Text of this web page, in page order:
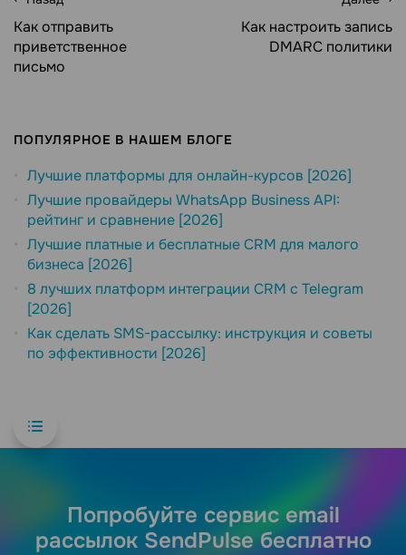
Как отправить
приветственное
письмо
Как настроить запись
DMARC политики
ПОПУЛЯРНОЕ В НАШЕМ БЛОГЕ
Лучшие платформы для онлайн-курсов [2026]
Лучшие провайдеры WhatsApp Business API:
рейтинг и сравнение [2026]
Лучшие платные и бесплатные CRM для малого
бизнеса [2026]
8 лучших платформ интеграции CRM с Telegram
[2026]
Как сделать SMS-рассылку: инструкция и советы
по эффективности [2026]
Попробуйте сервис email
рассылок SendPulse бесплатно